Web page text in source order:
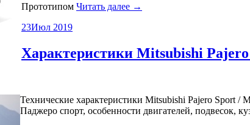
Прототипом Читать далее →
23Июл 2019
Характеристики Mitsubishi
Технические характеристики Mitsubishi Pajero Sport
Паджеро спорт, особенности двигателей, подвесок,